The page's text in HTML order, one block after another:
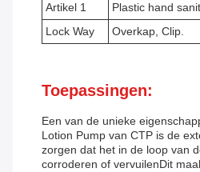
Artikel 1
Plastic hand
Lock Way
Overkap, Clip.
Toepassingen:
Een van de unieke
Lotion Pump van CTP is de
zorgen dat het in de loop van
corroderen of vervuilenDit